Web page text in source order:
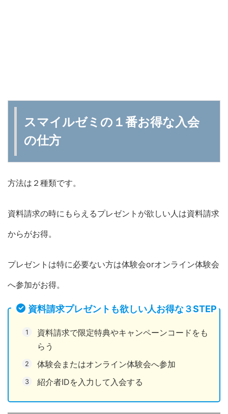
スマイルゼミの１番お得な入会
の仕方
方法は２種類です。
資料請求の時にもらえるプレゼントが欲しい人は資料請求
からがお得。
プレゼントは特に必要ない方は体験会orオンライン体験会
へ参加がお得。
資料請求プレゼントも欲しい人お得な３STEP
資料請求で限定特典やキャンペーンコードをも
らう
体験会またはオンライン体験会へ参加
紹介者IDを入力して入会する